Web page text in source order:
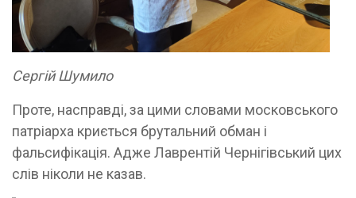
Сергій Шумило
Проте, насправді, за цими словами московського
патріарха криється брутальний обман і
фальсифікація. Адже Лаврентій Чернігівський цих
слів ніколи не казав.